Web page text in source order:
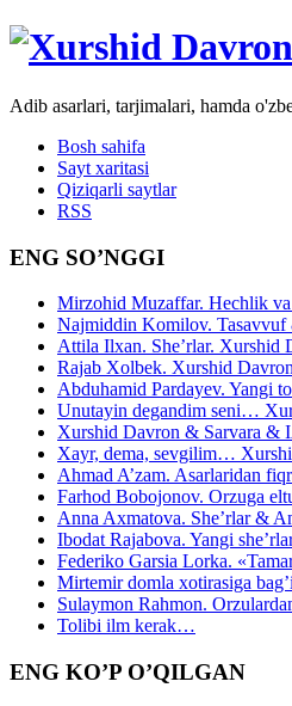
Adib asarlari, tarjimalari, hamda
Bosh sahifa
Sayt xaritasi
Qiziqarli saytlar
RSS
ENG SO’NGGI
Mirzohid Muzaffar. Hechlik va
Najmiddin Komilov.
Attila Ilxan. She’rlar. Xurshid
Rajab Xolbek. Xurshid
Abduhamid Pardayev. Yangi
Unutayin degandim seni…
Xurshid Davron & Sarvara &
Xayr, dema, sevgilim…
Ahmad A’zam. Asarlaridan
Farhod Bobojonov. Orzuga
Anna Axmatova. She’rlar &
Ibodat Rajabova. Yangi
Federiko Garsia Lorka.
Mirtemir domla xotirasiga
Sulaymon Rahmon.
Tolibi ilm kerak…
ENG KO’P O’QILGAN